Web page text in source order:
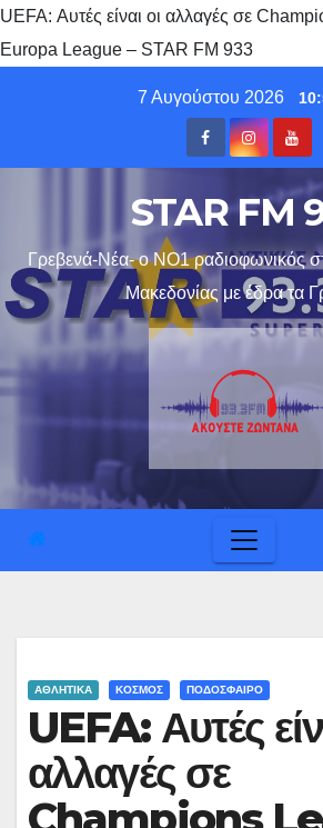
UEFA: Αυτές είναι οι αλλαγές σε
Europa League – STAR FM 933
7 Αυγούστου 2026
STAR FM
Γρεβενά-Νέα- ο ΝΟ1 ραδιοφωνικός
Μακεδονίας με έδρα τα
ΑΘΛΗΤΙΚΑ ΚΟΣΜΟΣ ΠΟΔΟΣΦΑΙΡΟ
UEFA: Αυτές
αλλαγές σε